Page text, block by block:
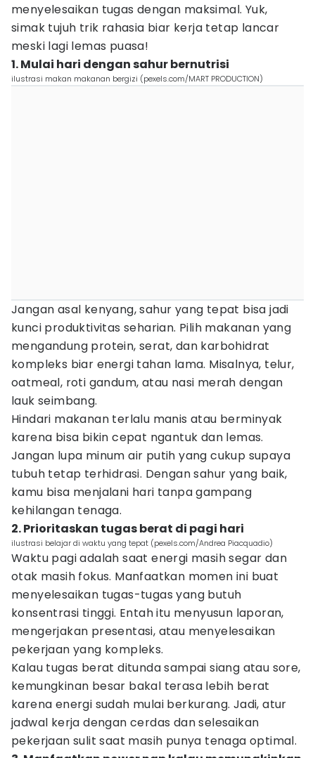
menyelesaikan tugas dengan maksimal. Yuk,
simak tujuh trik rahasia biar kerja tetap lancar
meski lagi lemas puasa!
1. Mulai hari dengan sahur bernutrisi
ilustrasi makan makanan bergizi (pexels.com/MART PRODUCTION)
Jangan asal kenyang, sahur yang tepat bisa jadi
kunci produktivitas seharian. Pilih makanan yang
mengandung protein, serat, dan karbohidrat
kompleks biar energi tahan lama. Misalnya, telur,
oatmeal, roti gandum, atau nasi merah dengan
lauk seimbang.
Hindari makanan terlalu manis atau berminyak
karena bisa bikin cepat ngantuk dan lemas.
Jangan lupa minum air putih yang cukup supaya
tubuh tetap terhidrasi. Dengan sahur yang baik,
kamu bisa menjalani hari tanpa gampang
kehilangan tenaga.
2. Prioritaskan tugas berat di pagi hari
ilustrasi belajar di waktu yang tepat (pexels.com/Andrea Piacquadio)
Waktu pagi adalah saat energi masih segar dan
otak masih fokus. Manfaatkan momen ini buat
menyelesaikan tugas-tugas yang butuh
konsentrasi tinggi. Entah itu menyusun laporan,
mengerjakan presentasi, atau menyelesaikan
pekerjaan yang kompleks.
Kalau tugas berat ditunda sampai siang atau sore,
kemungkinan besar bakal terasa lebih berat
karena energi sudah mulai berkurang. Jadi, atur
jadwal kerja dengan cerdas dan selesaikan
pekerjaan sulit saat masih punya tenaga optimal.